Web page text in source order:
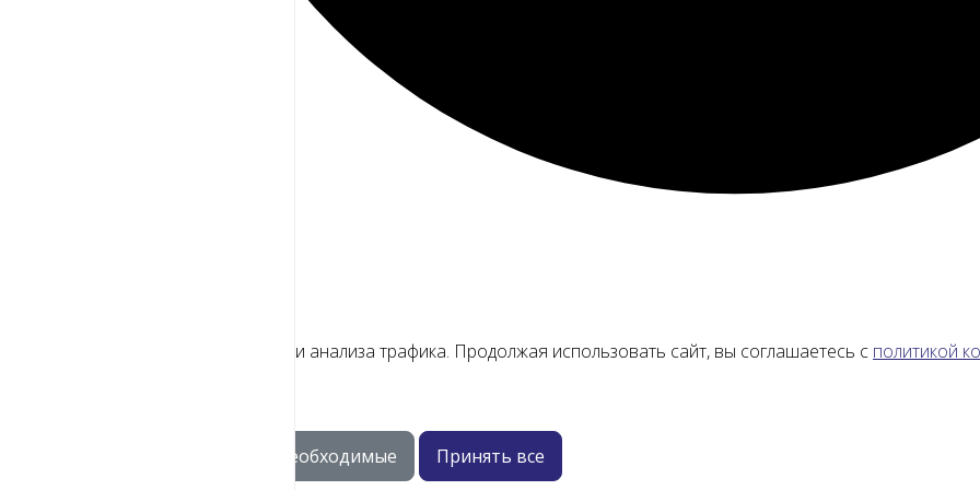
Для улучшения работы сайта и анализа трафика. Продолжая использовать сайт, вы соглашаетесь с политикой
Только необходимые Принять все